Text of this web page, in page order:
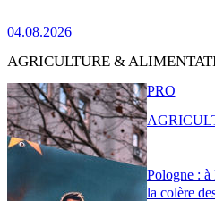
04.08.2026
AGRICULTURE &
Pologne : à
la colère
PRO